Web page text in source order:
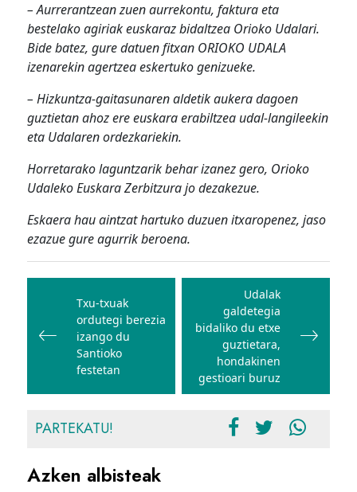
– Aurrerantzean zuen aurrekontu, faktura eta
bestelako agiriak euskaraz bidaltzea Orioko Udalari.
Bide batez, gure datuen fitxan ORIOKO UDALA
izenarekin agertzea eskertuko genizueke.
– Hizkuntza-gaitasunaren aldetik aukera dagoen
guztietan ahoz ere euskara erabiltzea udal-langileekin
eta Udalaren ordezkariekin.
Horretarako laguntzarik behar izanez gero, Orioko
Udaleko Euskara Zerbitzura jo dezakezue.
Eskaera hau aintzat hartuko duzuen itxaropenez, jaso
ezazue gure agurrik beroena.
Bidalketetan
zehar
nabigatu
Txu-txuak
ordutegi berezia
izango du
Santioko
festetan
Udalak
galdetegia
bidaliko du etxe
guztietara,
hondakinen
gestioari buruz
PARTEKATU!
Azken albisteak